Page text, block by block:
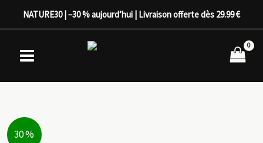
NATURE30 | –30 % aujourd’hui | Livraison offerte dès 29.99 €
30 %